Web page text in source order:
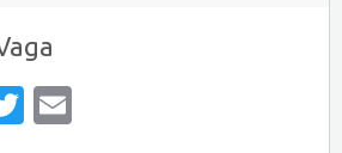
Twitter